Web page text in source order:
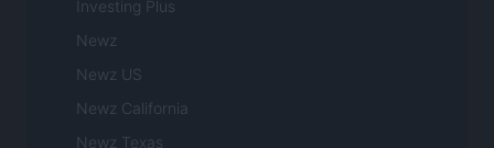
Investing Plus
Newz
Newz US
Newz California
Newz Texas